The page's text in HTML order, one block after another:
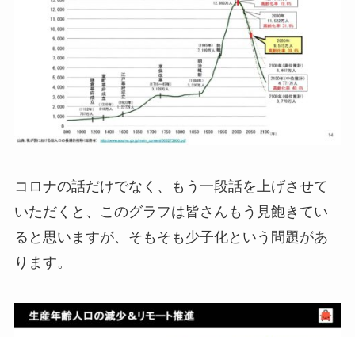
コロナの話だけでなく、もう一段話を上げさせて
いただくと、このグラフは皆さんもう見飽きてい
ると思いますが、そもそも少子化という問題があ
ります。